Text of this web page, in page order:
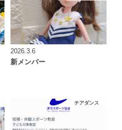
2026.3.6
新メンバー
チアダンス